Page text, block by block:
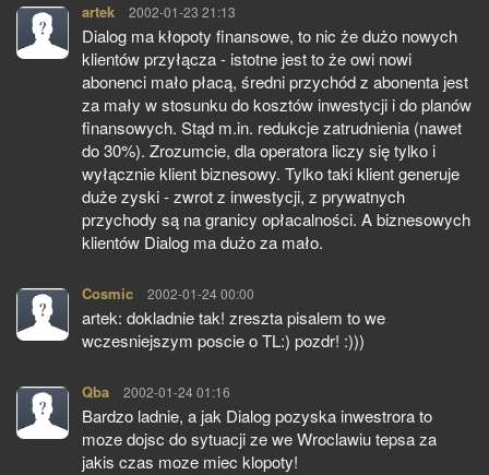
artek pisze:
2002-01-23 21:13
Dialog ma kłopoty finansowe, to nic że dużo nowych
klientów przyłącza - istotne jest to że owi nowi
abonenci mało płacą, średni przychód z abonenta jest
za mały w stosunku do kosztów inwestycji i do planów
finansowych. Stąd m.in. redukcje zatrudnienia (nawet
do 30%). Zrozumcie, dla operatora liczy się tylko i
wyłącznie klient biznesowy. Tylko taki klient generuje
duże zyski - zwrot z inwestycji, z prywatnych
przychody są na granicy opłacalności. A biznesowych
klientów Dialog ma dużo za mało.
Cosmic pisze:
2002-01-24 00:00
artek: dokladnie tak! zreszta pisalem to we
wczesniejszym poscie o TL:) pozdr! :)))
Qba pisze:
2002-01-24 01:16
Bardzo ladnie, a jak Dialog pozyska inwestrora to
moze dojsc do sytuacji ze we Wroclawiu tepsa za
jakis czas moze miec klopoty!